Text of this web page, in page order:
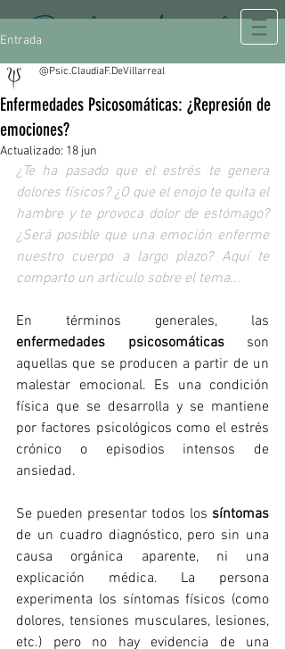
Psicología Integral
Entrada
Enfermedades Psicosomáticas: ¿Represión de
emociones?
@Psic.ClaudiaF.DeVillarreal
Actualizado: 18 jun
¿Te ha pasado que el estrés te genera
dolores físicos? ¿O que el enojo te quita el
hambre y te provoca dolor de estómago?
¿Será posible que una emoción enferme
nuestro cuerpo a largo plazo? Aquí te
comparto un artículo sobre el tema...
En términos generales,
enfermedades psicosomáticas son
aquellas que se producen a partir de un
malestar emocional. Es una condición
física que se desarrolla y se mantiene
por factores psicológicos como el estrés
crónico o episodios intensos de
ansiedad.
Se pueden presentar todos los síntomas
de un cuadro diagnóstico, pero sin una
causa orgánica aparente, ni una
explicación médica.
La persona
experimenta los síntomas físicos (como
dolores, tensiones musculares, lesiones,
etc.) pero no hay evidencia de una